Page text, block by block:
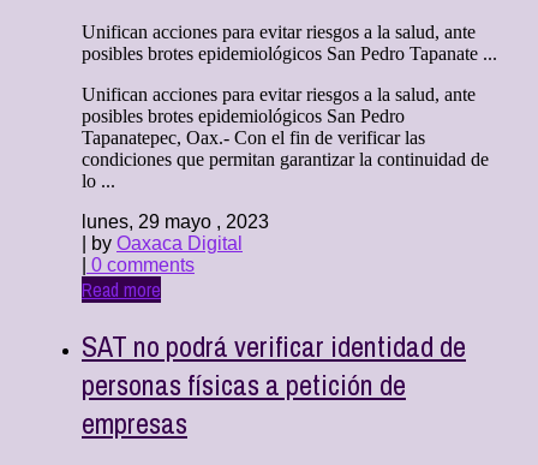
Unifican acciones para evitar riesgos a la salud, ante
posibles brotes epidemiológicos San Pedro Tapanate ...
Unifican acciones para evitar riesgos a la salud, ante
posibles brotes epidemiológicos San Pedro
Tapanatepec, Oax.- Con el fin de verificar las
condiciones que permitan garantizar la continuidad de
lo ...
lunes, 29 mayo , 2023
| by Oaxaca Digital
0 comments
Read more
SAT no podrá verificar identidad de
personas físicas a petición de
empresas